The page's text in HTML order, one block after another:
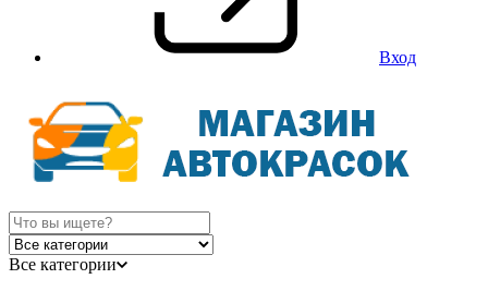
Вход
Все категории